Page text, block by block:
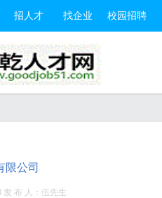
招人才 找企业 校园招聘
限公司
发 布 人：伍先生